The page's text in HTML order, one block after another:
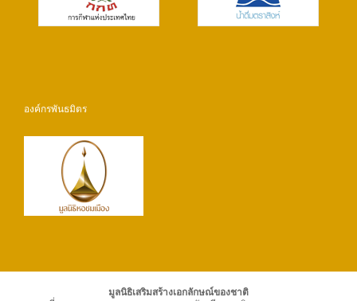
องค์กรพันธมิตร
มูลนิธิเสริมสร้างเอกลักษณ์ของชาติ